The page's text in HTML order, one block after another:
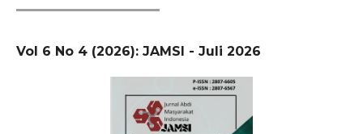
Vol 6 No 4 (2026): JAMSI - Juli 2026